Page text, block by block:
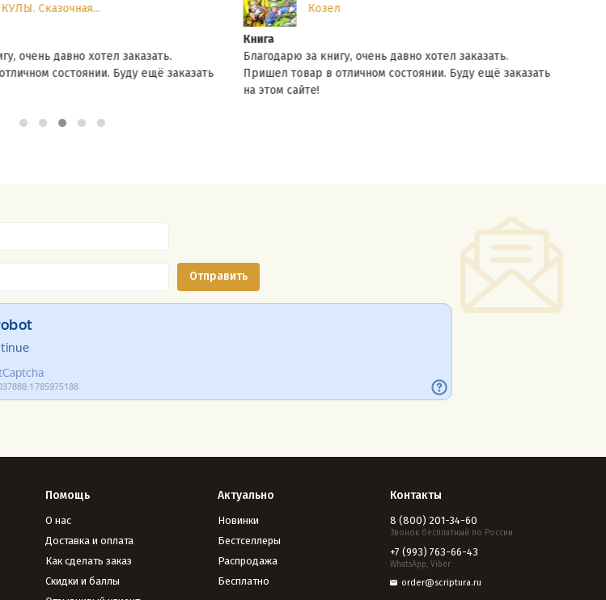
Сказочная...
очень давно хотел заказать.
состоянии. Буду ещё заказать
Козел
Книга
Благодарю за книгу, очень давно хотел заказать.
Пришел товар в отличном состоянии. Буду ещё заказать
на этом сайте!
Помощь
О нас
Доставка и оплата
Как сделать заказ
Скидки и баллы
Актуально
Новинки
Бестселлеры
Распродажа
Бесплатно
Контакты
8 (800) 201-34-60
Звонок бесплатный по России
+7 (993) 763-66-43
WhatsApp, Viber
order@scriptura.ru